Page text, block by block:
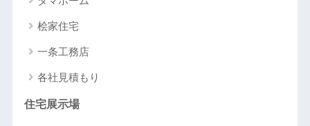
桧家住宅
一条工務店
各社見積もり
住宅展示場